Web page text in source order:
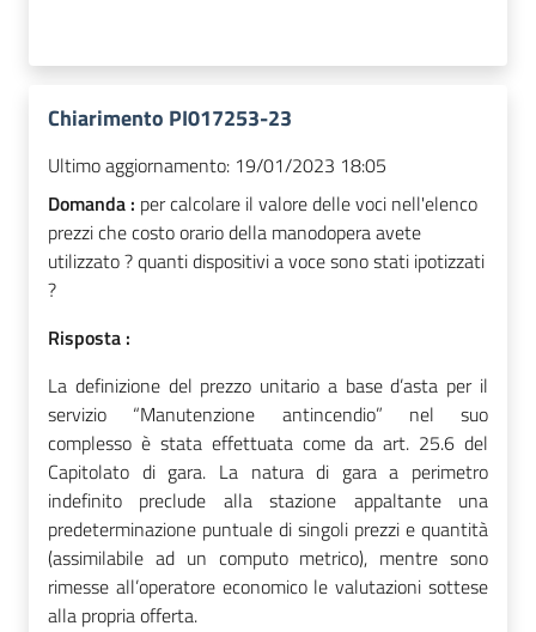
Chiarimento PI017253-23
Ultimo aggiornamento: 19/01/2023 18:05
Domanda : per calcolare il valore delle voci nell'elenco
prezzi che costo orario della manodopera avete
utilizzato ? quanti dispositivi a voce sono stati ipotizzati
?
Risposta :
La definizione del prezzo unitario a base d’asta per il
servizio “Manutenzione antincendio” nel suo
complesso è stata effettuata come da art. 25.6 del
Capitolato di gara. La natura di gara a perimetro
indefinito preclude alla stazione appaltante una
predeterminazione puntuale di singoli prezzi e quantità
(assimilabile ad un computo metrico), mentre sono
rimesse all’operatore economico le valutazioni sottese
alla propria offerta.